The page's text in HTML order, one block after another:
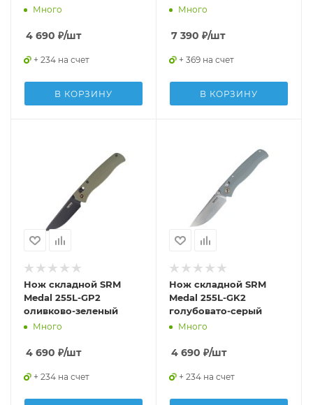
Много
4 690 ₽/шт
+ 234 на счет
В КОРЗИНУ
Много
7 390 ₽/шт
+ 369 на счет
В КОРЗИНУ
Нож складной SRM
Medal 255L-GP2
оливково-зеленый
Много
4 690 ₽/шт
+ 234 на счет
Нож складной SRM
Medal 255L-GK2
голубовато-серый
Много
4 690 ₽/шт
+ 234 на счет